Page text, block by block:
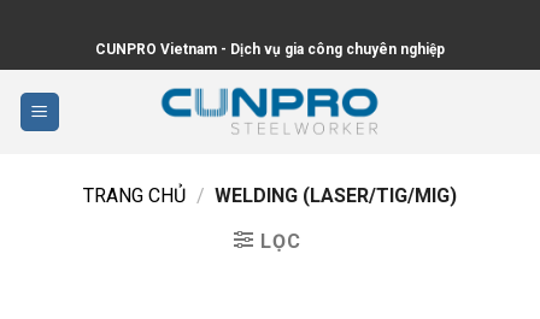
content
CUNPRO Vietnam - Dịch vụ gia công chuyên nghiệp
TRANG CHỦ / WELDING (LASER/TIG/MIG)
LỌC